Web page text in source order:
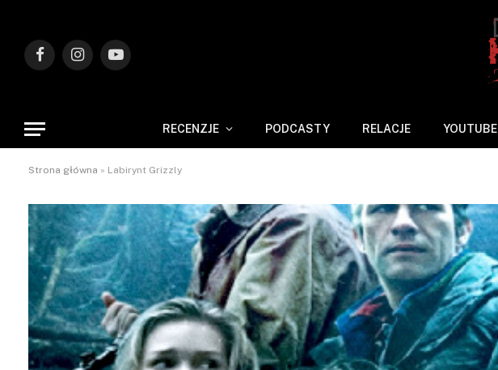
FacebookInstagramYouTube
RECENZJE PODCASTY RELACJE YOUTUBE
Strona główna » Labirynt Grizzly